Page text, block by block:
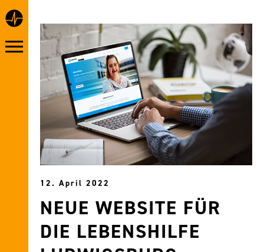
12. April 2022
NEUE WEBSITE FÜR
DIE LEBENSHILFE